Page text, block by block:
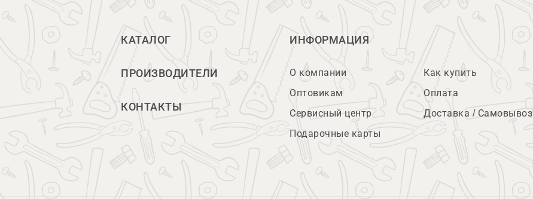
КАТАЛОГ
ПРОИЗВОДИТЕЛИ
КОНТАКТЫ
ИНФОРМАЦИЯ
О компании
Оптовикам
Сервисный центр
Подарочные карты
Как купить
Оплата
Доставка / Самовывоз